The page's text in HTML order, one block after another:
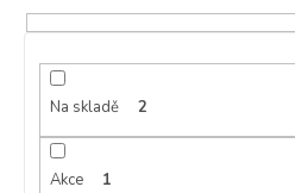
p
Na skladě 2
Akce 1